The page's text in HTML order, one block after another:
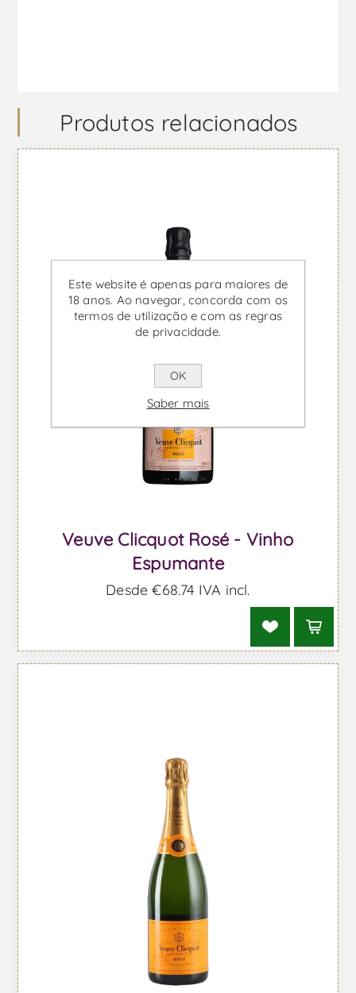
Produtos relacionados
Veuve Clicquot Rosé - Vinho
Espumante
Desde €68,74 IVA incl.
Este website é apenas para maiores de
18 anos. Ao navegar, concorda com os
termos de utilização e com as regras
de privacidade.
OK
Saber mais